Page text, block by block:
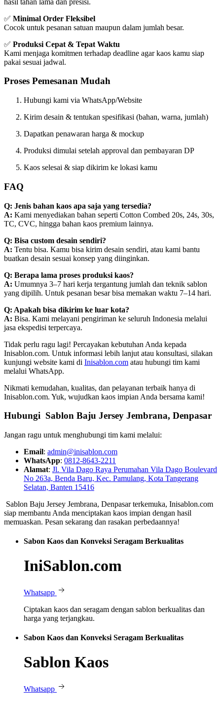
✅ Minimal Order Fleksibel
Cocok untuk pesanan satuan maupun dalam jumlah besar.
✅ Produksi Cepat & Tepat Waktu
Kami menjaga komitmen terhadap deadline agar kaos kamu siap
pakai sesuai jadwal.
Proses Pemesanan Mudah
Hubungi kami via WhatsApp/Website
Kirim desain & tentukan spesifikasi (bahan, warna, jumlah)
Dapatkan penawaran harga & mockup
Produksi dimulai setelah approval dan pembayaran DP
Kaos selesai & siap dikirim ke lokasi kamu
FAQ
Q: Jenis bahan kaos apa saja yang tersedia?
A: Kami menyediakan bahan seperti Cotton Combed 20s, 24s, 30s,
TC, CVC, hingga bahan kaos premium lainnya.
Q: Bisa custom desain sendiri?
A: Tentu bisa. Kamu bisa kirim desain sendiri, atau kami bantu
buatkan desain sesuai konsep yang diinginkan.
Q: Berapa lama proses produksi kaos?
A: Umumnya 3–7 hari kerja tergantung jumlah dan teknik sablon
yang dipilih. Untuk pesanan besar bisa memakan waktu 7–14 hari.
Q: Apakah bisa dikirim ke luar kota?
A: Bisa. Kami melayani pengiriman ke seluruh Indonesia melalui
jasa ekspedisi terpercaya.
Tidak perlu ragu lagi! Percayakan kebutuhan Anda kepada
Inisablon.com. Untuk informasi lebih lanjut atau konsultasi, silakan
kunjungi website kami di Inisablon.com atau hubungi tim kami
melalui WhatsApp.
Nikmati kemudahan, kualitas, dan pelayanan terbaik hanya di
Inisablon.com. Yuk, wujudkan kaos impian Anda bersama kami!
Hubungi Sablon Baju Jersey Jembrana, Denpasar
Jangan ragu untuk menghubungi tim kami melalui:
Email: admin@inisablon.com
WhatsApp: 0812-8643-2211
Alamat: Jl. Vila Dago Raya Perumahan Vila Dago Boulevard
No 263a, Benda Baru, Kec. Pamulang, Kota Tangerang
Selatan, Banten 15416
Sablon Baju Jersey Jembrana, Denpasar terkemuka, Inisablon.com
siap membantu Anda menciptakan kaos impian dengan hasil
memuaskan. Pesan sekarang dan rasakan perbedaannya!
Sabon Kaos dan Konveksi Seragam Berkualitas
IniSablon.com
Whatsapp
Ciptakan kaos dan seragam dengan sablon berkualitas dan
harga yang terjangkau.
Sabon Kaos dan Konveksi Seragam Berkualitas
Sablon Kaos
Whatsapp